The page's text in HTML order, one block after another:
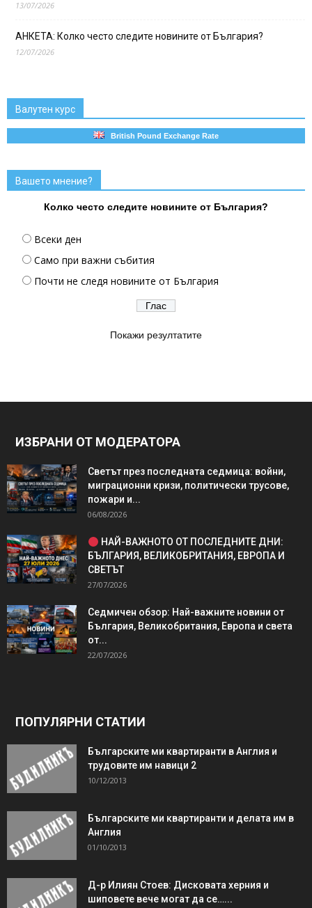
13/07/2026
АНКЕТА: Колко често следите новините от България?
12/07/2026
Валутен курс
British Pound Exchange Rate
Вашето мнение?
Колко често следите новините от България?
Всеки ден
Само при важни събития
Почти не следя новините от България
Покажи резултатите
ИЗБРАНИ ОТ МОДЕРАТОРА
Светът през последната седмица: войни,
миграционни кризи, политически трусове,
пожари и...
06/08/2026
НАЙ-ВАЖНОТО ОТ ПОСЛЕДНИТЕ ДНИ:
БЪЛГАРИЯ, ВЕЛИКОБРИТАНИЯ, ЕВРОПА И
СВЕТЪТ
27/07/2026
Седмичен обзор: Най-важните новини от
България, Великобритания, Европа и света
от...
22/07/2026
ПОПУЛЯРНИ СТАТИИ
Българските ми квартиранти в Англия и
трудовите им навици 2
10/12/2013
Българските ми квартиранти и делата им в
Англия
01/10/2013
Д-р Илиян Стоев: Дисковата херния и
шиповете вече могат да се…...